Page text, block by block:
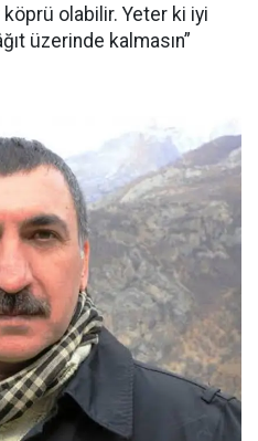
olabilir. Yeter ki iyi
üzerinde kalmasın”